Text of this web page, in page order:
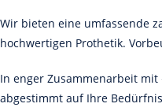
Wir bieten eine umfassende
hochwertigen Prothetik.
In enger Zusammenarbeit
abgestimmt auf Ihre